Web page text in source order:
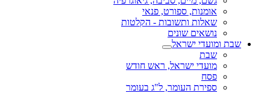
אומנות, ספורט, פנאי
שאלות ותשובות - הקלטות
נושאים שונים
שבת ומועדי ישראל
שבת
מועדי ישראל, ראש חודש
פסח
ספירת העומר, ל"ג בעומר